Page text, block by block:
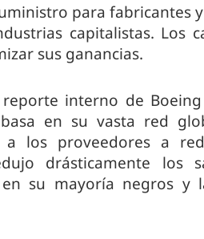
para fabricantes
capitalistas. Los
sus ganancias.
interno de
en su vasta red
los proveedores a
drásticamente los
en su mayoría negros y